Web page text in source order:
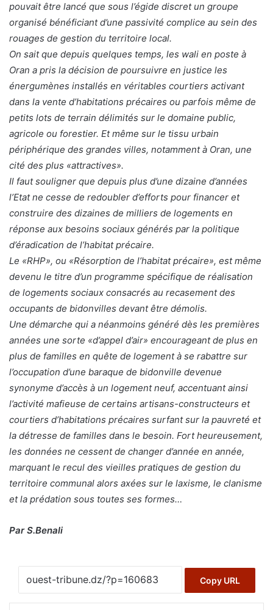
pouvait être lancé que sous l’égide discret un groupe
organisé bénéficiant d’une passivité complice au sein des
rouages de gestion du territoire local.
On sait que depuis quelques temps, les wali en poste à
Oran a pris la décision de poursuivre en justice les
énergumènes installés en véritables courtiers activant
dans la vente d’habitations précaires ou parfois même de
petits lots de terrain délimités sur le domaine public,
agricole ou forestier. Et même sur le tissu urbain
périphérique des grandes villes, notamment à Oran, une
cité des plus «attractives».
Il faut souligner que depuis plus d’une dizaine d’années
l’Etat ne cesse de redoubler d’efforts pour financer et
construire des dizaines de milliers de logements en
réponse aux besoins sociaux générés par la politique
d’éradication de l’habitat précaire.
Le «RHP», ou «Résorption de l’habitat précaire», est même
devenu le titre d’un programme spécifique de réalisation
de logements sociaux consacrés au recasement des
occupants de bidonvilles devant être démolis.
Une démarche qui a néanmoins généré dès les premières
années une sorte «d’appel d’air» encourageant de plus en
plus de familles en quête de logement à se rabattre sur
l’occupation d’une baraque de bidonville devenue
synonyme d’accès à un logement neuf, accentuant ainsi
l’activité mafieuse de certains artisans-constructeurs et
courtiers d’habitations précaires surfant sur la pauvreté et
la détresse de familles dans le besoin. Fort heureusement,
les données ne cessent de changer d’année en année,
marquant le recul des vieilles pratiques de gestion du
territoire communal alors axées sur le laxisme, le clanisme
et la prédation sous toutes ses formes…
Par S.Benali
Copy URL